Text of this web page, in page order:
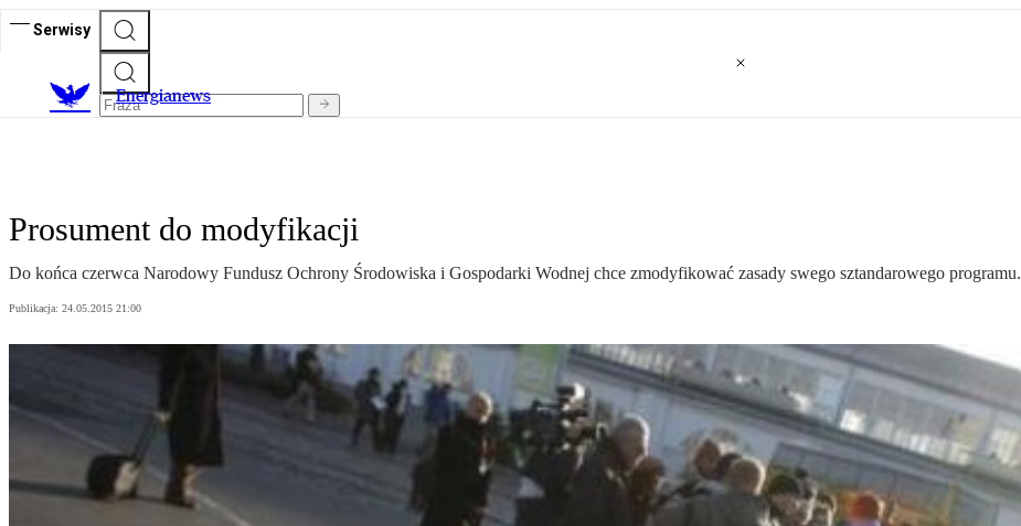
Serwisy
Energianews
Prosument do modyfikacji
Do końca czerwca Narodowy Fundusz Ochrony Środowiska i Gospodarki Wodnej chce zmodyfikować zasady swego sztandarowego programu.
Publikacja: 24.05.2015 21:00